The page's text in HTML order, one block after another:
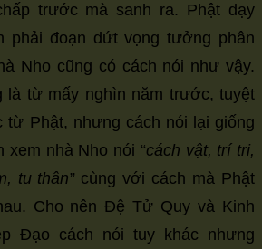
trước mà sanh ra. Phật dạy
phải đoạn dứt vọng tưởng phân
Nho cũng có cách nói như vậy.
là từ mấy nghìn năm trước, tuyệt
từ Phật, nhưng cách nói lại giống
xem nhà Nho nói “cách vật, trí tri,
tu thân” cùng với cách mà Phật
Cho nên Đệ Tử Quy và Kinh
Đạo cách nói tuy khác nhưng